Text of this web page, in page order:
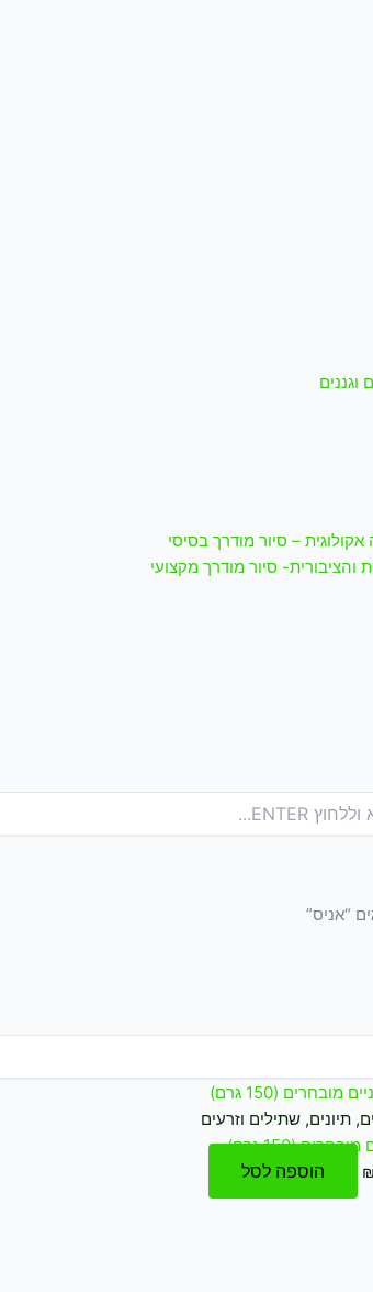
וגננים
– סיור מודרך בסיסי
סיור מודרך מקצועי
“אניס”
תיונים, שתילים וזרעים
(150 גרם)
₪
המחיר
הנוכחי
הוא:
הוספה לסל